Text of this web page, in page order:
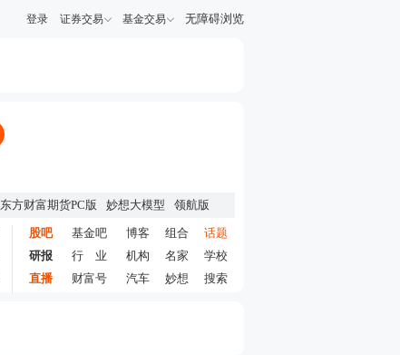
登录 证券交易 基金交易 无障碍浏览
东方财富期货PC版 妙想大模型 领航版
股吧 基金吧 博客 组合
话题
研报
行 业 机构 名家
学校
直播
财富号 汽车 妙想 搜索